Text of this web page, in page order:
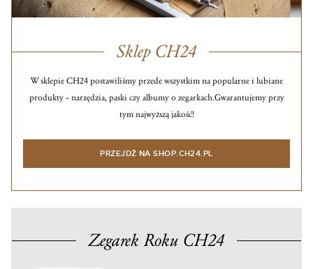
Sklep CH24
W sklepie CH24 postawiliśmy przede wszystkim na popularne i lubiane
produkty – narzędzia, paski czy albumy o zegarkach.Gwarantujemy przy
tym najwyższą jakość!
PRZEJDŹ NA SHOP.CH24.PL
Zegarek Roku CH24